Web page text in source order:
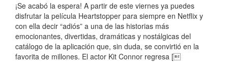
¡Se acabó la espera! A partir de este viernes ya puedes
disfrutar la película Heartstopper para siempre en Netflix y
con ella decir “adiós” a una de las historias más
emocionantes, divertidas, dramáticas y nostálgicas del
catálogo de la aplicación que, sin duda, se convirtió en la
favorita de millones. El actor Kit Connor regresa [